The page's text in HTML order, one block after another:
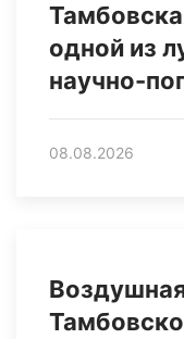
одной из
научно-
08.08.2026